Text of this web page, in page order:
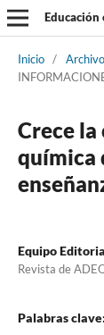
Educación
Inicio /
Crece
química
Equipo
Revista de
Palabras clave: